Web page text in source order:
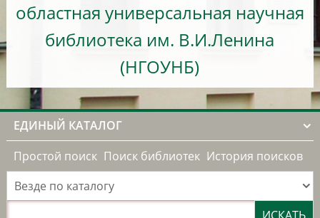
областная универсальная научная
библиотека им. В.И.Ленина
(НГОУНБ)
ЕДИНЫЙ КАТАЛОГ
Простой поиск Поиск библиотек История поисков
Везде по каталогу